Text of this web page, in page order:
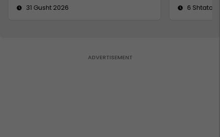
31 Gusht 2026
6 Shtator